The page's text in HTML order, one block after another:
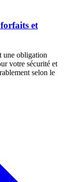
et
une obligation
votre sécurité et
selon le